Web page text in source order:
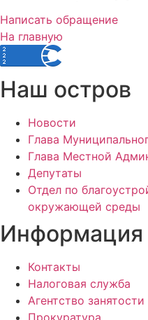
Написать обращение
На главную
Наш остров
Новости
Глава
Глава Местной
Депутаты
Отдел по
окружающей среды
Информация
Контакты
Налоговая служба
Агентство занятости
Прокуратура